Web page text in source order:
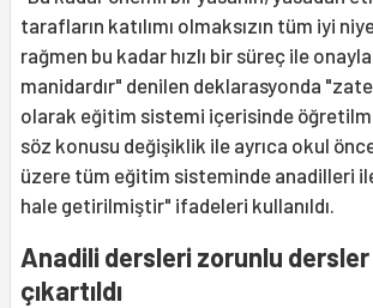
tarafların katılımı olmaksızın tüm iyi
rağmen bu kadar hızlı bir süreç ile
manidardır" denilen deklarasyonda
olarak eğitim sistemi içerisinde
söz konusu değişiklik ile ayrıca okul
üzere tüm eğitim sisteminde anadilleri
hale getirilmiştir" ifadeleri kullanıldı.
Anadili dersleri zorunlu dersler
çıkartıldı